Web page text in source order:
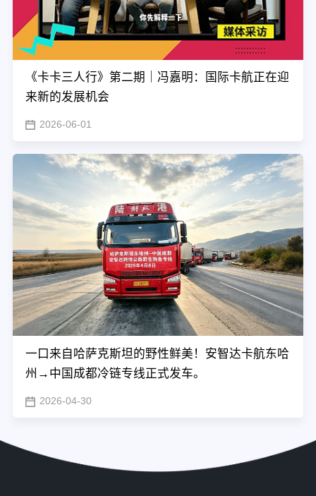
《卡卡三人行》第二期｜冯嘉明：国际卡航正在迎
来新的发展机会
2026-06-01
一口来自哈萨克斯坦的野性鲜美！安智达卡航东哈
州→中国成都冷链专线正式发车。
2026-04-30